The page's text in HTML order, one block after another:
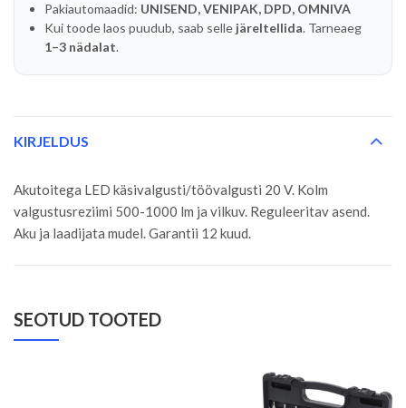
Pakiautomaadid: UNISEND, VENIPAK, DPD, OMNIVA
Kui toode laos puudub, saab selle järeltellida. Tarneaeg
1–3 nädalat.
KIRJELDUS
Akutoitega LED käsivalgusti/töövalgusti 20 V. Kolm
valgustusreziimi 500-1000 lm ja vilkuv. Reguleeritav asend.
Aku ja laadijata mudel. Garantii 12 kuud.
SEOTUD TOOTED